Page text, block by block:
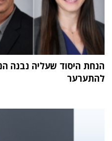
הנחת היסוד שעליה נבנה
להתערער